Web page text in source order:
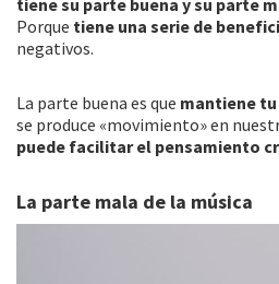
tiene su parte buena y su parte
Porque tiene una serie de
negativos.
La parte buena es que mantiene
se produce «movimiento» en
puede facilitar el pensamiento
La parte mala de la música